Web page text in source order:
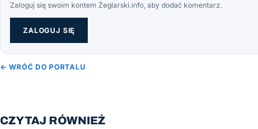
Zaloguj się swoim kontem Żeglarski.info, aby dodać komentarz.
ZALOGUJ SIĘ
← WRÓĆ DO PORTALU
CZYTAJ RÓWNIEŻ